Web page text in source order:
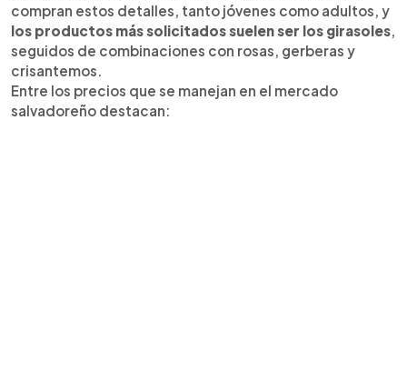
compran estos detalles, tanto jóvenes como adultos, y
los productos más solicitados suelen ser los girasoles,
seguidos de combinaciones con rosas, gerberas y
crisantemos.
Entre los precios que se manejan en el mercado
salvadoreño destacan: